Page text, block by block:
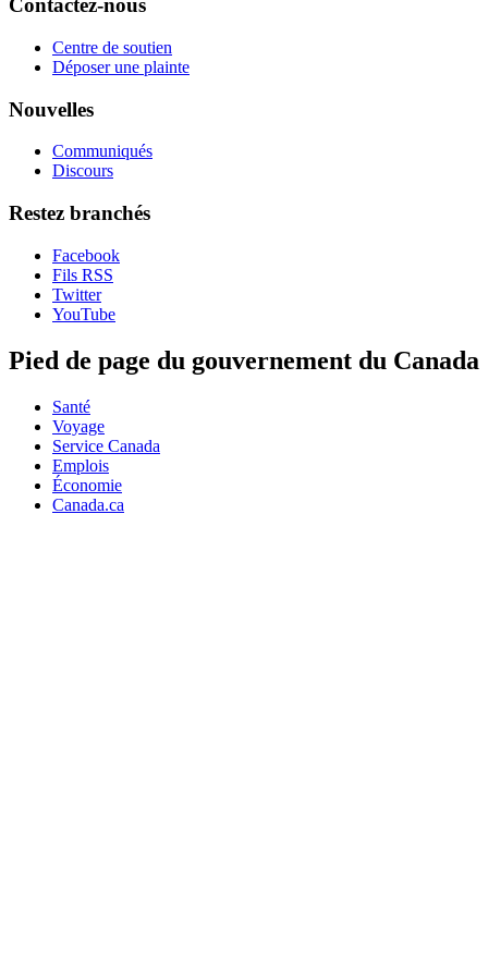
Contactez-nous
Centre de soutien
Déposer une plainte
Nouvelles
Communiqués
Discours
Restez branchés
Facebook
Fils RSS
Twitter
YouTube
Pied de page du gouvernement du Canada
Santé
Voyage
Service Canada
Emplois
Économie
Canada.ca